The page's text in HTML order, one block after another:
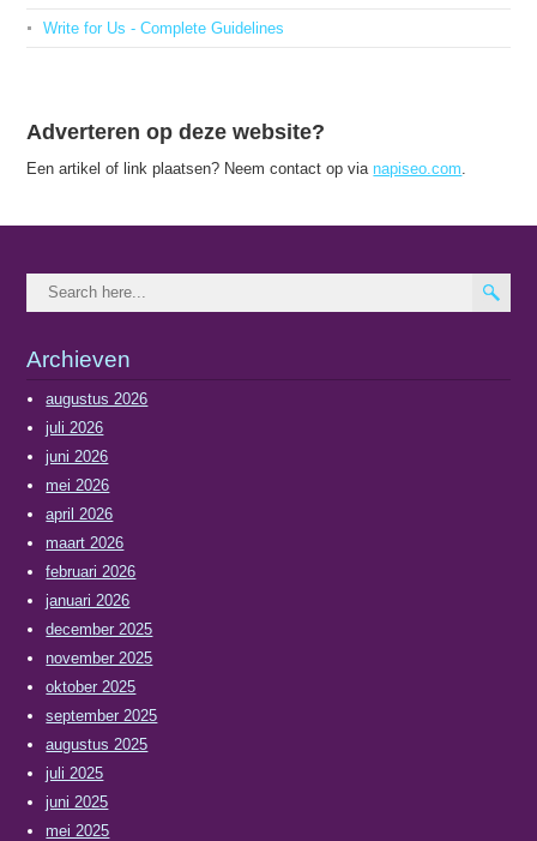
Write for Us - Complete Guidelines
Adverteren op deze website?
Een artikel of link plaatsen? Neem contact op vianapiseo.com
Archieven
augustus 2026
juli 2026
juni 2026
mei 2026
april 2026
maart 2026
februari 2026
januari 2026
december 2025
november 2025
oktober 2025
september 2025
augustus 2025
juli 2025
juni 2025
mei 2025